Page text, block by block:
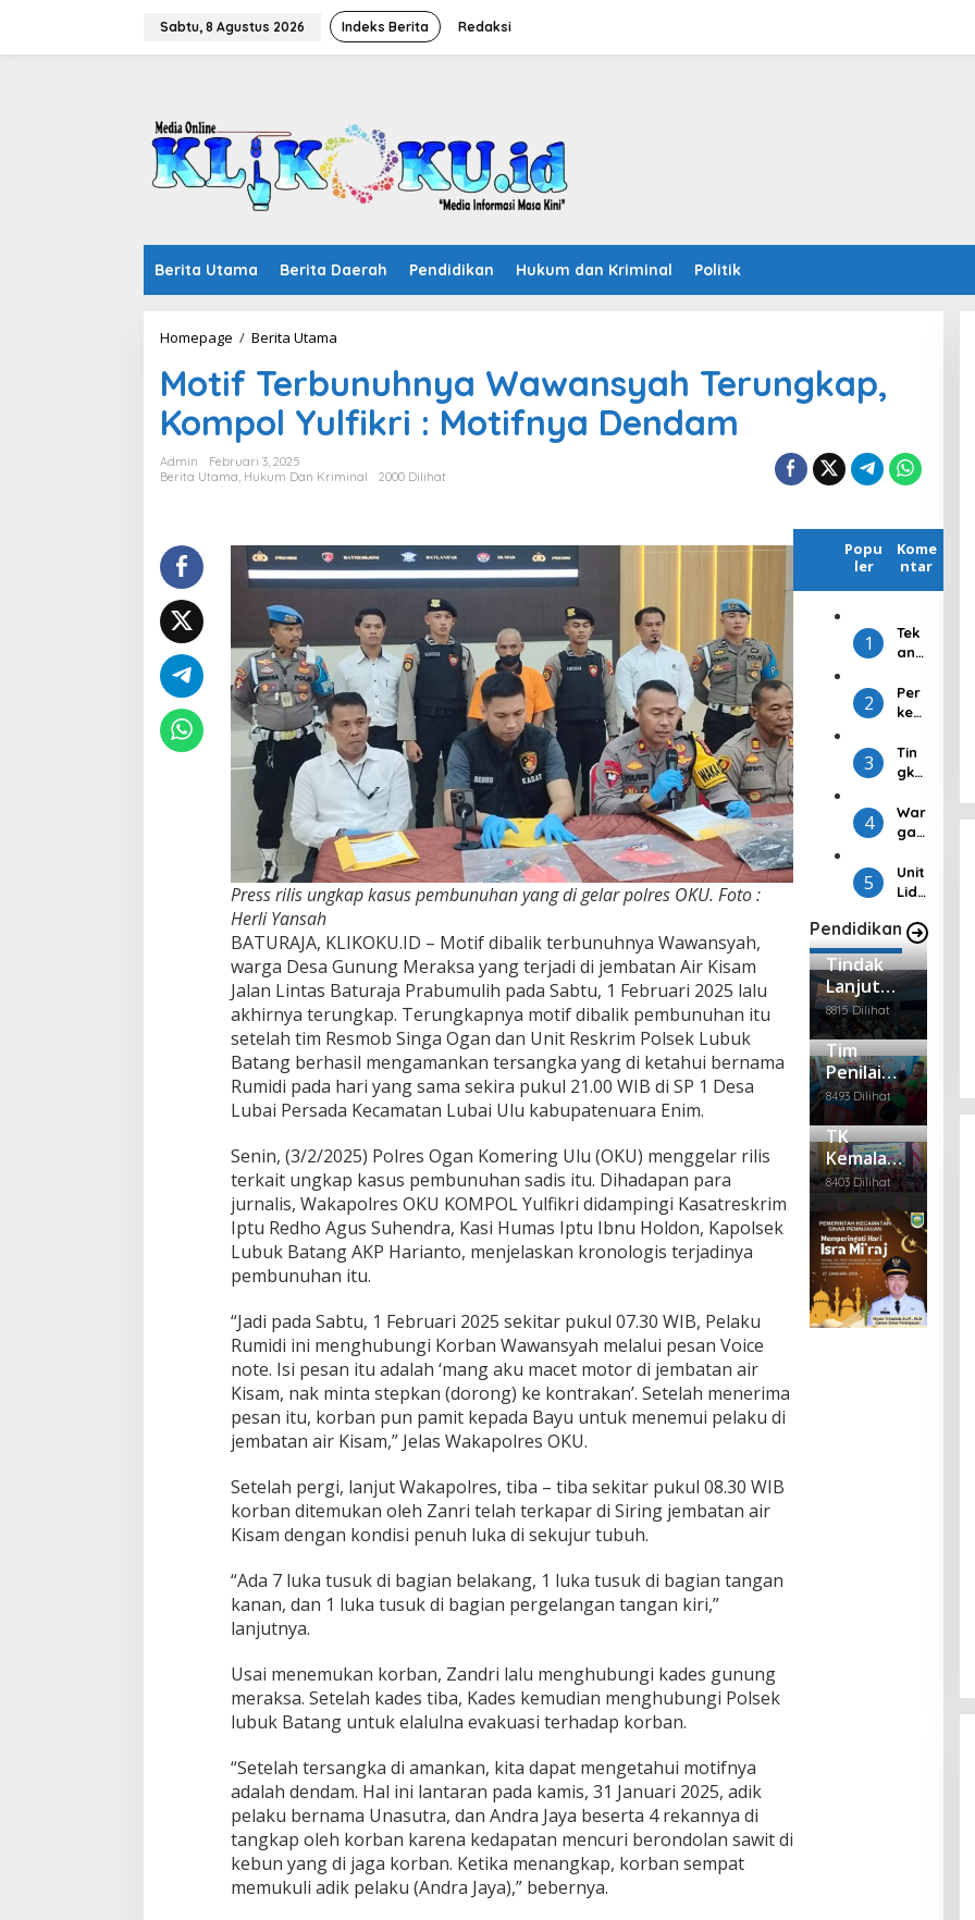
Sabtu, 8 Agustus 2026 Indeks Berita Redaksi
Berita Utama Berita Daerah Pendidikan Hukum dan Kriminal Politik
Homepage / Berita Utama
Wawansyah
Terungkap,
Kompol
Yulfikri
Motifnya
Motif Terbunuhnya Wawansyah Terungkap,
Kompol Yulfikri : Motifnya Dendam
Admin
Februari 3, 2025
Berita Utama, Hukum Dan Kriminal 2000 Dilihat
Press rilis ungkap kasus pembunuhan yang di gelar polres OKU. Foto :
Herli Yansah
BATURAJA, KLIKOKU.ID – Motif dibalik terbunuhnya Wawansyah,
warga Desa Gunung Meraksa yang terjadi di jembatan Air Kisam
Jalan Lintas Baturaja Prabumulih pada Sabtu, 1 Februari 2025 lalu
akhirnya terungkap. Terungkapnya motif dibalik pembunuhan itu
setelah tim Resmob Singa Ogan dan Unit Reskrim Polsek Lubuk
Batang berhasil mengamankan tersangka yang di ketahui bernama
Rumidi pada hari yang sama sekira pukul 21.00 WIB di SP 1 Desa
Lubai Persada Kecamatan Lubai Ulu kabupatenuara Enim.
Senin, (3/2/2025) Polres Ogan Komering Ulu (OKU) menggelar rilis
terkait ungkap kasus pembunuhan sadis itu. Dihadapan para
jurnalis, Wakapolres OKU KOMPOL Yulfikri didampingi Kasatreskrim
Iptu Redho Agus Suhendra, Kasi Humas Iptu Ibnu Holdon, Kapolsek
Lubuk Batang AKP Harianto, menjelaskan kronologis terjadinya
pembunuhan itu.
“Jadi pada Sabtu, 1 Februari 2025 sekitar pukul 07.30 WIB, Pelaku
Rumidi ini menghubungi Korban Wawansyah melalui pesan Voice
note. Isi pesan itu adalah ‘mang aku macet motor di jembatan air
Kisam, nak minta stepkan (dorong) ke kontrakan’. Setelah menerima
pesan itu, korban pun pamit kepada Bayu untuk menemui pelaku di
jembatan air Kisam,” Jelas Wakapolres OKU.
Setelah pergi, lanjut Wakapolres, tiba – tiba sekitar pukul 08.30 WIB
korban ditemukan oleh Zanri telah terkapar di Siring jembatan air
Kisam dengan kondisi penuh luka di sekujur tubuh.
“Ada 7 luka tusuk di bagian belakang, 1 luka tusuk di bagian tangan
kanan, dan 1 luka tusuk di bagian pergelangan tangan kiri,”
lanjutnya.
Usai menemukan korban, Zandri lalu menghubungi kades gunung
meraksa. Setelah kades tiba, Kades kemudian menghubungi Polsek
lubuk Batang untuk elalulna evakuasi terhadap korban.
“Setelah tersangka di amankan, kita dapat mengetahui motifnya
adalah dendam. Hal ini lantaran pada kamis, 31 Januari 2025, adik
pelaku bernama Unasutra, dan Andra Jaya beserta 4 rekannya di
tangkap oleh korban karena kedapatan mencuri berondolan sawit di
kebun yang di jaga korban. Ketika menangkap, korban sempat
memukuli adik pelaku (Andra Jaya),” bebernya.
Popu
ler
Kome
ntar
1
Tek
an
asi
Jel
Idul
Fitri
Kej
ari
Gel
ar
ar
Mur
ah
2
Per
ken
an
Apli
Bar
u,
pbo
ots
wak
ilan
Su
mse
l
Nya
mbi
Bag
i –
Bag
i
Pak
et
Se
mb
ako
3
Tin
gka
n
Par
pas
i
mili
h,
KPU
ar
Sen
am
Seh
at
4
War
ga
17
Kel
han
Bat
uraj
mai
di
Heb
ohk
an
Pen
em
uan
Ma
yat
Ter
gan
tun
g
5
Unit
Lidi
Sati
ntel
ka
es
OKU
Lak
uka
n
Pen
gga
lan
gan
Kep
ada
Nar
api
dan
a
Rut
Pendidikan
Tindak
Lanjut
MOu, SDN
11 dan
Puskesm
as
Kemalaraj
a Gelar
Pembinaa
n
8815 Dilihat
Tim
Penilai
Adiwiyata
Tingkat
Mandiri
Ke SDN
11 OKU
8493 Dilihat
TK
Kemala
Bhayangk
ari 15
OKU
Adakan
Pentas
Seni dan
Pelepasa
n Siswa
8403 Dilihat
Empat Anggota PWI Sumsel
Dipecat, Satu Mengundurkan Diri
Di Berita Daerah, Politik | Februari 28, 2025